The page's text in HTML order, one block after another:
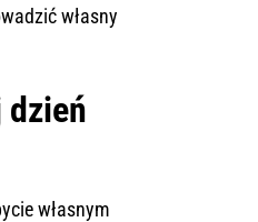
własny
dzień
własnym